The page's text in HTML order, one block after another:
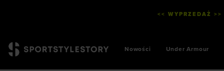
<< WYPRZEDAŻ
Nowości Under Armour